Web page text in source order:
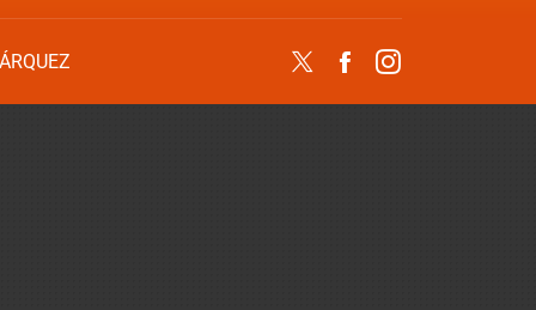
Twitter Facebook